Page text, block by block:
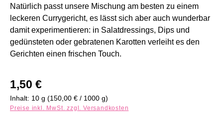
Natürlich passt unsere Mischung am besten zu einem
leckeren Currygericht, es lässt sich aber auch wunderbar
damit experimentieren: in Salatdressings, Dips und
gedünsteten oder gebratenen Karotten verleiht es den
Gerichten einen frischen Touch.
Regulärer Preis:
1,50 €
Inhalt: 10 g (150,00 € / 1000 g)
Preise inkl. MwSt. zzgl. Versandkosten